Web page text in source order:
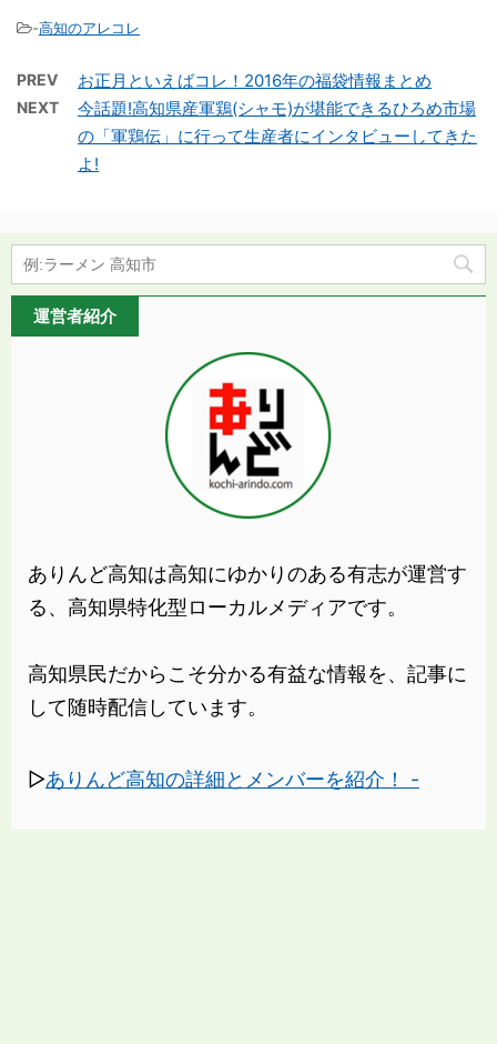
-高知のアレコレ
PREV お正月といえばコレ！2016年の福袋情報まとめ
NEXT
今話題!高知県産軍鶏(シャモ)が堪能できるひろめ市場
の「軍鶏伝」に行って生産者にインタビューしてきた
よ!
運営者紹介
ありんど高知は高知にゆかりのある有志が運営す
る、高知県特化型ローカルメディアです。
高知県民だからこそ分かる有益な情報を、記事に
して随時配信しています。
▷ありんど高知の詳細とメンバーを紹介！ -